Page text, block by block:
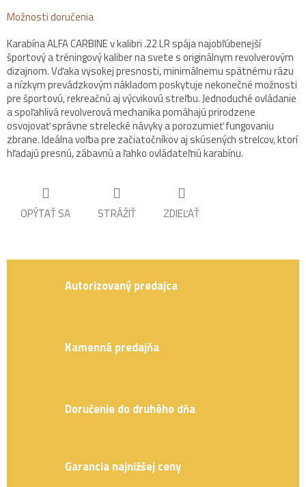
Možnosti doručenia
Karabína ALFA CARBINE v kalibri .22 LR spája najobľúbenejší
športový a tréningový kaliber na svete s originálnym revolverovým
dizajnom. Vďaka vysokej presnosti, minimálnemu spätnému rázu
a nízkym prevádzkovým nákladom poskytuje nekonečné možnosti
pre športovú, rekreačnú aj výcvikovú streľbu. Jednoduché ovládanie
a spoľahlivá revolverová mechanika pomáhajú prirodzene
osvojovať správne strelecké návyky a porozumieť fungovaniu
zbrane. Ideálna voľba pre začiatočníkov aj skúsených strelcov, ktorí
hľadajú presnú, zábavnú a ľahko ovládateľnú karabínu.
OPÝTAŤ SA STRÁŽIŤ ZDIEĽAŤ
Autorizovaný predajca
Kamenná predajňa
Doručenie do druhého dňa
Garancia najnižšej ceny